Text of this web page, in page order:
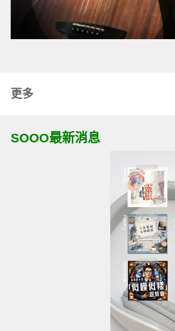
更多
SOOO最新消息